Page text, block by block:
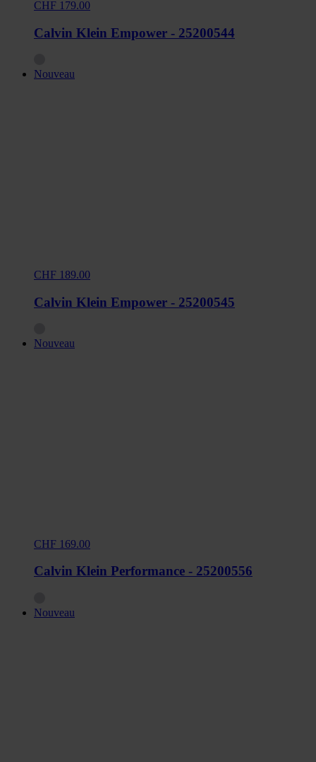
CHF 179.00
Calvin Klein Empower - 25200544
Nouveau
CHF 189.00
Calvin Klein Empower - 25200545
Nouveau
CHF 169.00
Calvin Klein Performance - 25200556
Nouveau